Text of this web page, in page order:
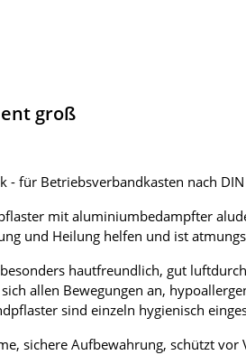
groß
für Betriebsverbandkasten nach
mit aluminiumbedampfter
und Heilung helfen und ist
hautfreundlich, gut
allen Bewegungen an,
sind einzeln hygienisch
sichere Aufbewahrung, schützt